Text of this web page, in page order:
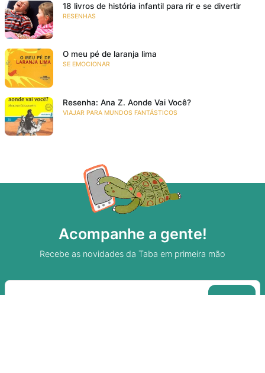
18 livros de história infantil para rir e se divertir
RESENHAS
O meu pé de laranja lima
SE EMOCIONAR
Resenha: Ana Z. Aonde Vai Você?
VIAJAR PARA MUNDOS FANTÁSTICOS
Acompanhe a gente!
Recebe as novidades da Taba em primeira mão